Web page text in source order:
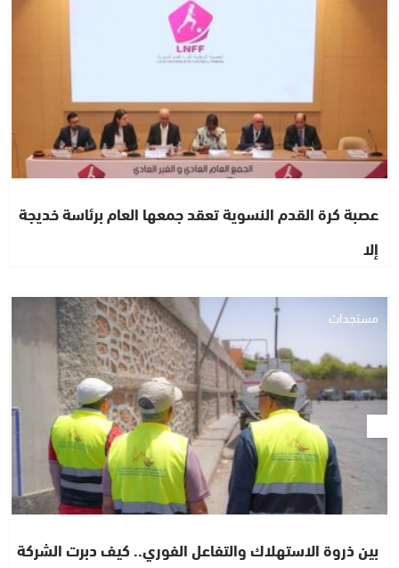
عصبة كرة القدم النسوية تعقد جمعها العام برئاسة خديجة
إلا
مستجدات
بين ذروة الاستهلاك والتفاعل الفوري.. كيف دبرت الشركة